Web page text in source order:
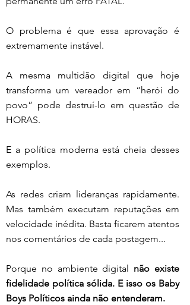
O problema é que essa aprovação é
extremamente instável.
A mesma multidão digital que hoje
transforma um vereador em “herói do
povo” pode destruí-lo em questão de
HORAS.
E a política moderna está cheia desses
exemplos.
As redes criam lideranças rapidamente.
Mas também executam reputações em
velocidade inédita. Basta ficarem atentos
nos comentários de cada postagem...
Porque no ambiente digital não existe
fidelidade política sólida. E isso os Baby
Boys Políticos ainda não entenderam.